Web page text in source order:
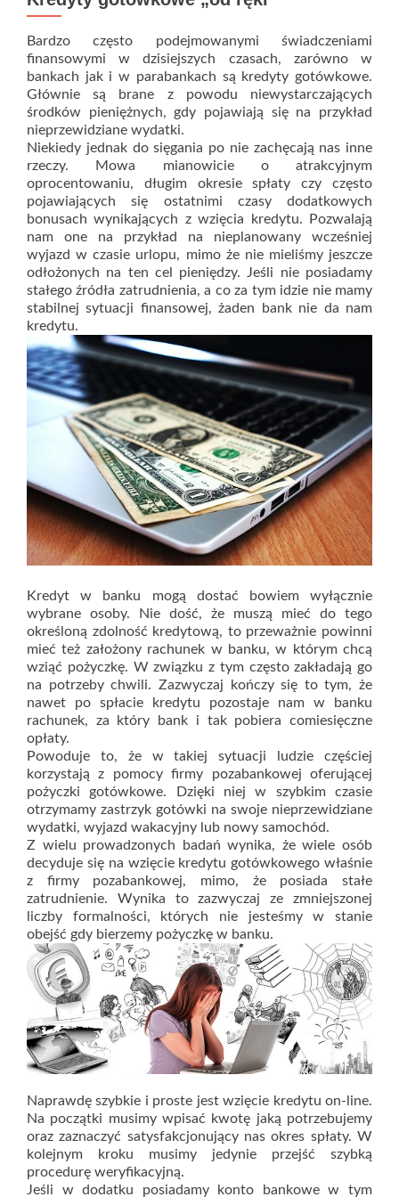
Bardzo często podejmowanymi świadczeniami
finansowymi w dzisiejszych czasach, zarówno w
bankach jak i w parabankach są kredyty gotówkowe.
Głównie są brane z powodu niewystarczających
środków pieniężnych, gdy pojawiają się na przykład
nieprzewidziane wydatki.
Niekiedy jednak do sięgania po nie zachęcają nas inne
rzeczy. Mowa mianowicie o atrakcyjnym
oprocentowaniu, długim okresie spłaty czy często
pojawiających się ostatnimi czasy dodatkowych
bonusach wynikających z wzięcia kredytu. Pozwalają
nam one na przykład na nieplanowany wcześniej
wyjazd w czasie urlopu, mimo że nie mieliśmy jeszcze
odłożonych na ten cel pieniędzy. Jeśli nie posiadamy
stałego źródła zatrudnienia, a co za tym idzie nie mamy
stabilnej sytuacji finansowej, żaden bank nie da nam
kredytu.
Kredyt w banku mogą dostać bowiem wyłącznie
wybrane osoby. Nie dość, że muszą mieć do tego
określoną zdolność kredytową, to przeważnie powinni
mieć też założony rachunek w banku, w którym chcą
wziąć pożyczkę. W związku z tym często zakładają go
na potrzeby chwili. Zazwyczaj kończy się to tym, że
nawet po spłacie kredytu pozostaje nam w banku
rachunek, za który bank i tak pobiera comiesięczne
opłaty.
Powoduje to, że w takiej sytuacji ludzie częściej
korzystają z pomocy firmy pozabankowej oferującej
pożyczki gotówkowe. Dzięki niej w szybkim czasie
otrzymamy zastrzyk gotówki na swoje nieprzewidziane
wydatki, wyjazd wakacyjny lub nowy samochód.
Z wielu prowadzonych badań wynika, że wiele osób
decyduje się na wzięcie kredytu gotówkowego właśnie
z firmy pozabankowej, mimo, że posiada stałe
zatrudnienie. Wynika to zazwyczaj ze zmniejszonej
liczby formalności, których nie jesteśmy w stanie
obejść gdy bierzemy pożyczkę w banku.
Naprawdę szybkie i proste jest wzięcie kredytu on-line.
Na początki musimy wpisać kwotę jaką potrzebujemy
oraz zaznaczyć satysfakcjonujący nas okres spłaty. W
kolejnym kroku musimy jedynie przejść szybką
procedurę weryfikacyjną.
Jeśli w dodatku posiadamy konto bankowe w tym